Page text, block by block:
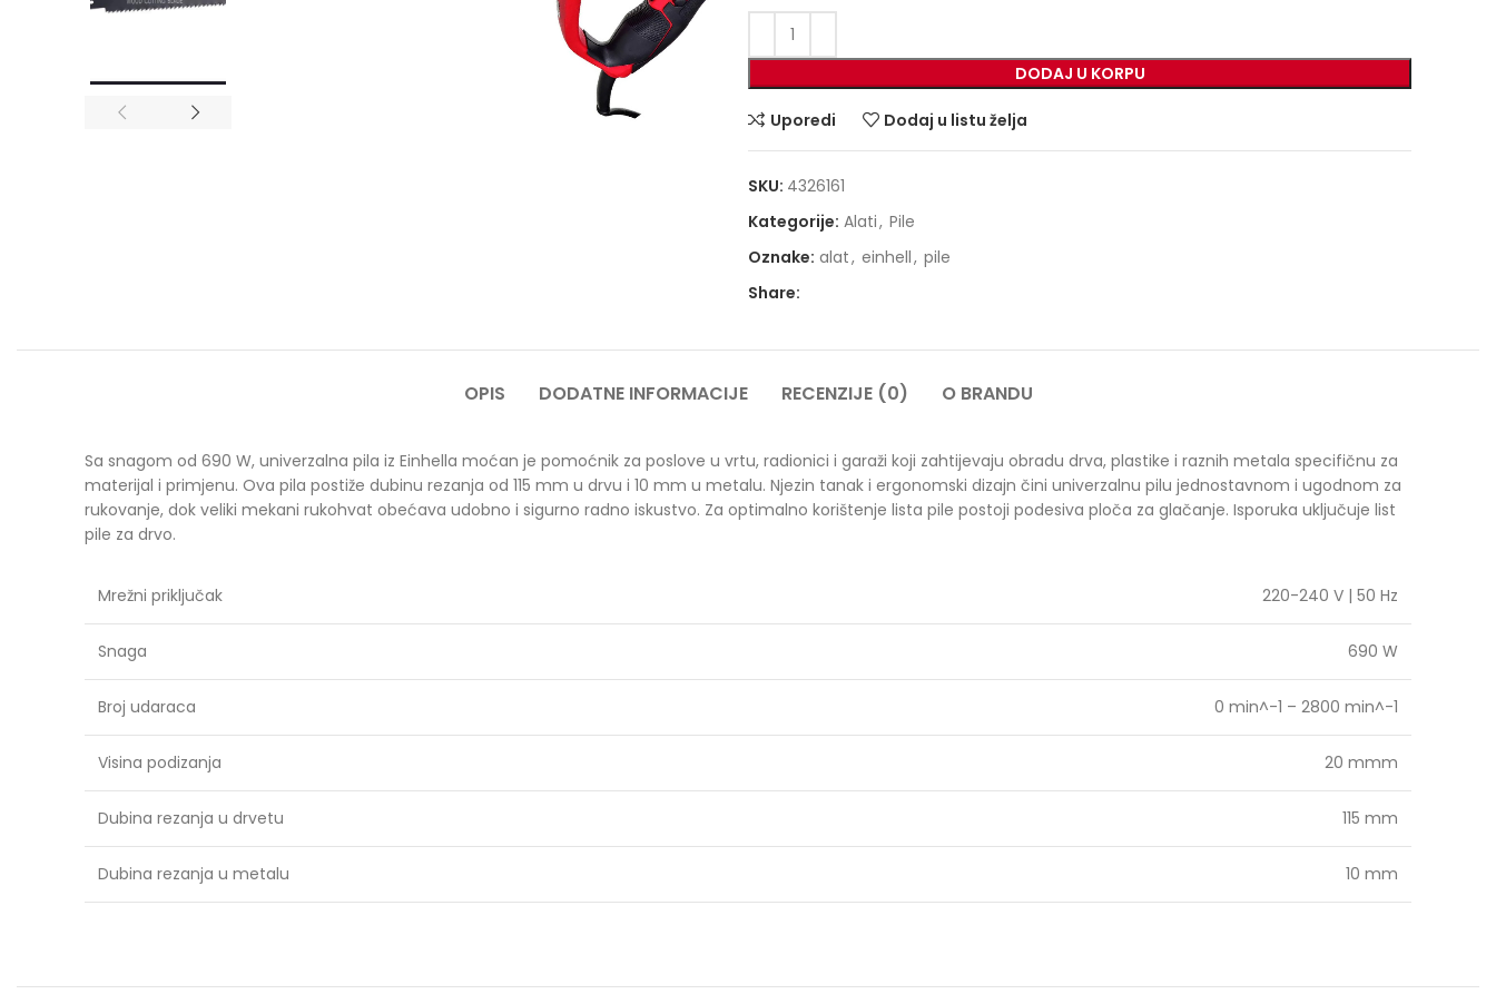
DODAJ U KORPU
Uporedi Dodaj u listu želja
SKU: 4326161
Kategorije: Alati, Pile
Oznake: alat, einhell, pile
Share:
OPIS DODATNE INFORMACIJE RECENZIJE (0) O BRANDU
Sa snagom od 690 W, univerzalna pila iz Einhella moćan je pomoćnik za poslove u vrtu, radionici i garaži koji zahtijevaju obradu drva, plastike i raznih metala specifičnu za
materijal i primjenu. Ova pila postiže dubinu rezanja od 115 mm u drvu i 10 mm u metalu. Njezin tanak i ergonomski dizajn čini univerzalnu pilu jednostavnom i ugodnom za
rukovanje, dok veliki mekani rukohvat obećava udobno i sigurno radno iskustvo. Za optimalno korištenje lista pile postoji podesiva ploča za glačanje. Isporuka uključuje list
pile za drvo.
Mrežni priključak 220-240 V | 50 Hz
Snaga 690 W
Broj udaraca 0 min^-1 – 2800 min^-1
Visina podizanja 20 mmm
Dubina rezanja u drvetu 115 mm
Dubina rezanja u metalu 10 mm